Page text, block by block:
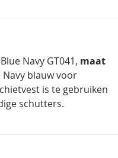
Navy GT041, maat
blauw voor
is te gebruiken
schutters.